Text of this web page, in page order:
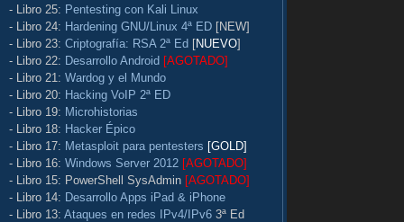
- Libro 25: Pentesting con Kali Linux
- Libro 24: Hardening GNU/Linux 4ª ED [NEW]
- Libro 23: Criptografía: RSA 2ª Ed [NUEVO]
- Libro 22: Desarrollo Android [AGOTADO]
- Libro 21: Wardog y el Mundo
- Libro 20: Hacking VoIP 2ª ED
- Libro 19: Microhistorias
- Libro 18: Hacker Épico
- Libro 17: Metasploit para pentesters [GOLD]
- Libro 16: Windows Server 2012 [AGOTADO]
- Libro 15: PowerShell SysAdmin [AGOTADO]
- Libro 14: Desarrollo Apps iPad & iPhone
- Libro 13: Ataques en redes IPv4/IPv6 3ª Ed